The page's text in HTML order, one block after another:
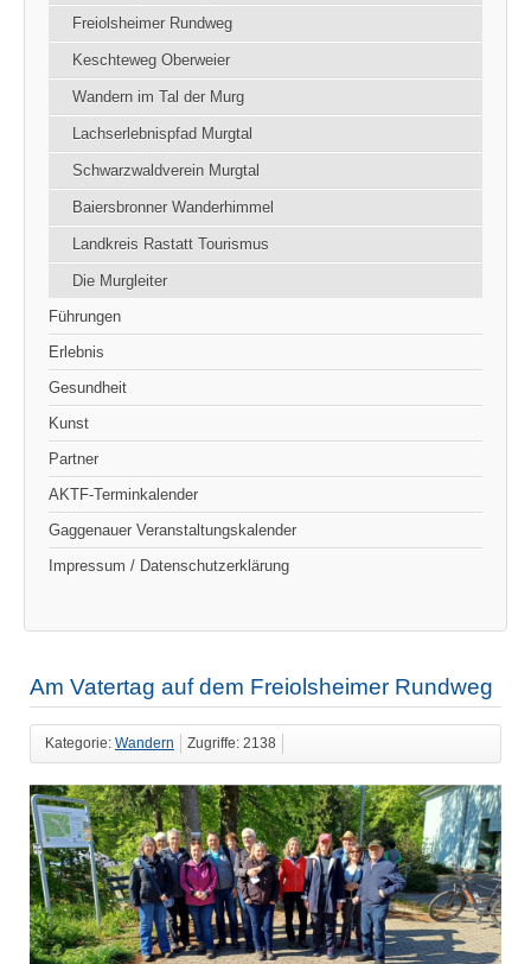
Freiolsheimer Rundweg
Keschteweg Oberweier
Wandern im Tal der Murg
Lachserlebnispfad Murgtal
Schwarzwaldverein Murgtal
Baiersbronner Wanderhimmel
Landkreis Rastatt Tourismus
Die Murgleiter
Führungen
Erlebnis
Gesundheit
Kunst
Partner
AKTF-Terminkalender
Gaggenauer Veranstaltungskalender
Impressum / Datenschutzerklärung
Am Vatertag auf dem Freiolsheimer Rundweg
Kategorie: Wandern Zugriffe: 2138